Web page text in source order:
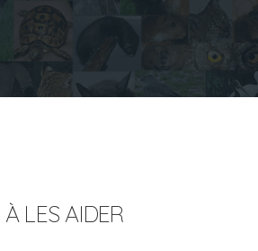
À LES AIDER